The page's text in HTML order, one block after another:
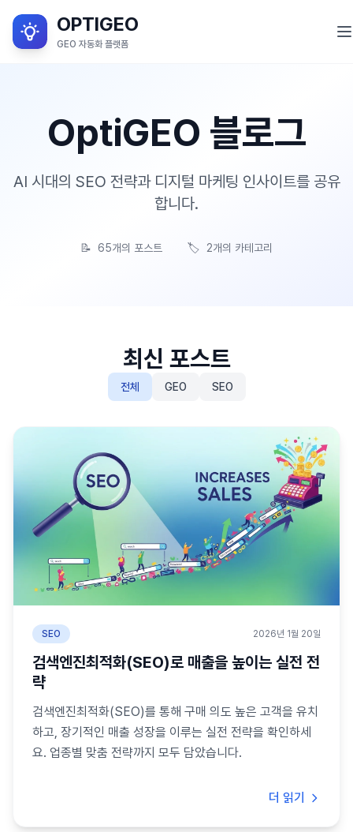
OPTIGEO
GEO 자동화 플랫폼
서비스 목적
OPTIGEO 소개
OPTIGEO 세부 기능
OptiGEO 블로그
AI 시대의 SEO 전략과 디지털 마케팅 인사이트를 공유
합니다.
📝 65개의 포스트 🏷️ 2개의 카테고리
최신 포스트
전체 GEO SEO
SEO 2026년 1월 20일
검색엔진최적화(SEO)로 매출을 높이는 실전 전
략
검색엔진최적화(SEO)를 통해 구매 의도 높은 고객을 유치
하고, 장기적인 매출 성장을 이루는 실전 전략을 확인하세
요. 업종별 맞춤 전략까지 모두 담았습니다.
더 읽기